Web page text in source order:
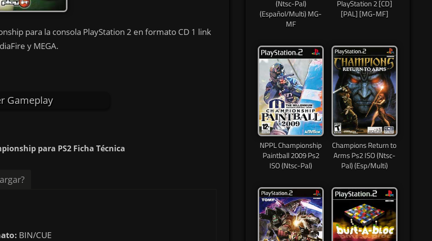
para la consola PlayStation 2 en formato CD 1 link
y MEGA.
Gameplay
para PS2 Ficha Técnica
BIN/CUE
(Ntsc-Pal)
(Español/Multi) MG-
MF
PlayStation 2 [CD]
[PAL] [MG-MF]
NPPL Championship
Paintball 2009 Ps2
ISO (Ntsc-Pal)
Champions Return to
Arms Ps2 ISO (Ntsc-
Pal) (Esp/Multi)